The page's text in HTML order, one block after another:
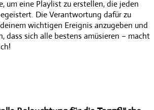
um eine Playlist zu erstellen, die jeden
Die Verantwortung dafür zu
wichtigen Ereignis anzugeben und
dass sich alle bestens amüsieren – macht